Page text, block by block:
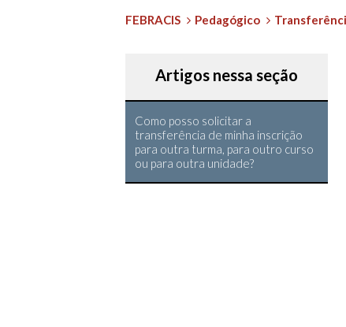
FEBRACIS Pedagógico
Artigos nessa seção
Como posso solicitar a
transferência de minha inscrição
para outra turma, para outro curso
ou para outra unidade?